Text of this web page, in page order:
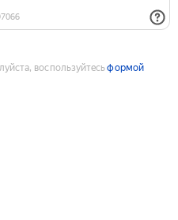
воспользуйтесьформой